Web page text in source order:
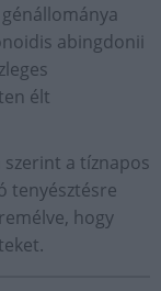
abingdonii
élt
a tíznapos
tenyésztésre
hogy